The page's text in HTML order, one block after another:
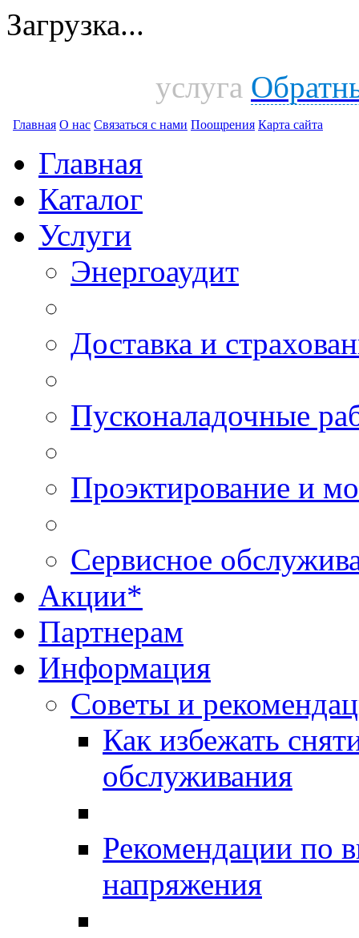
Загрузка...
услуга
Главная О нас Связаться с нами Поощрения Карта сайта
Главная
Каталог
Услуги
Энергоаудит
Доставка и
Пусконаладочные
Проэктирование и
Сервисное
Акции*
Партнерам
Информация
Советы и
Как избежать
обслуживания
Рекомендации по
напряжения